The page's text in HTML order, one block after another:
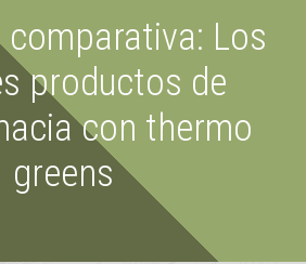
Los
productos de
con thermo
greens